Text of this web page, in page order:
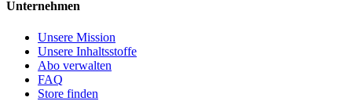
Unternehmen
Unsere Mission
Unsere Inhaltsstoffe
Abo verwalten
FAQ
Store finden